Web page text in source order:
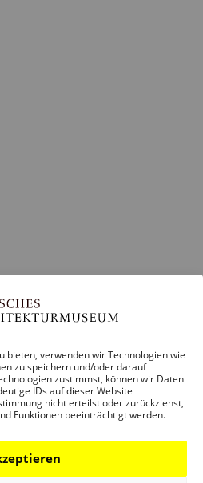
bieten, verwenden wir Technologien wie
zu speichern und/oder darauf
zustimmst, können wir Daten
IDs auf dieser Website
nicht erteilst oder zurückziehst,
Funktionen beeinträchtigt werden.